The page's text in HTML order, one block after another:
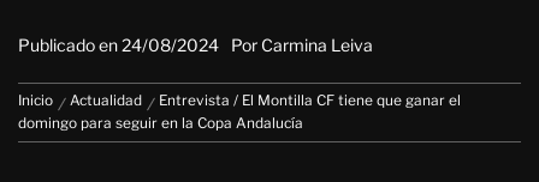
Publicado en24/08/2024 Por Carmina Leiva
Inicio Actualidad
Entrevista / El Montilla CF tiene que ganar el
domingo para seguir en la Copa Andalucía